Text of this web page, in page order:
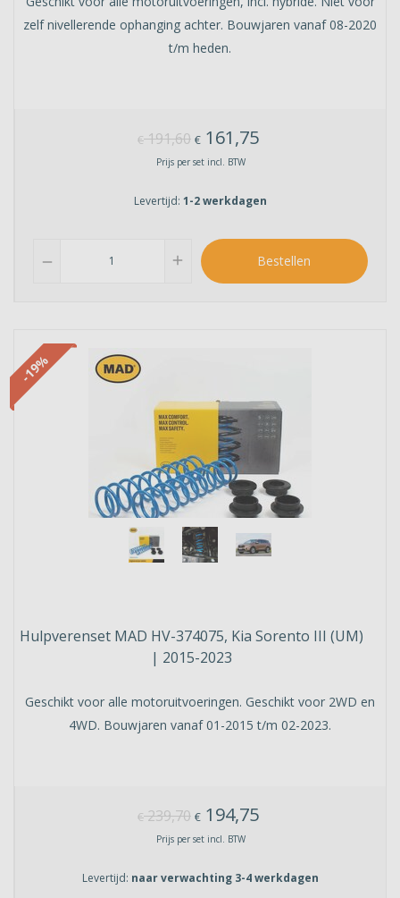
zelf nivellerende ophanging achter. Bouwjaren vanaf 08-2020
t/m heden.
€191,60 € 161,75
Prijs per set incl. BTW
Levertijd: 1-2 werkdagen
remove add Bestellen
-19%
Hulpverenset MAD HV-374075, Kia Sorento III (UM)
| 2015-2023
Geschikt voor alle motoruitvoeringen. Geschikt voor 2WD en
4WD. Bouwjaren vanaf 01-2015 t/m 02-2023.
€239,70 € 194,75
Prijs per set incl. BTW
Levertijd: naar verwachting 3-4 werkdagen